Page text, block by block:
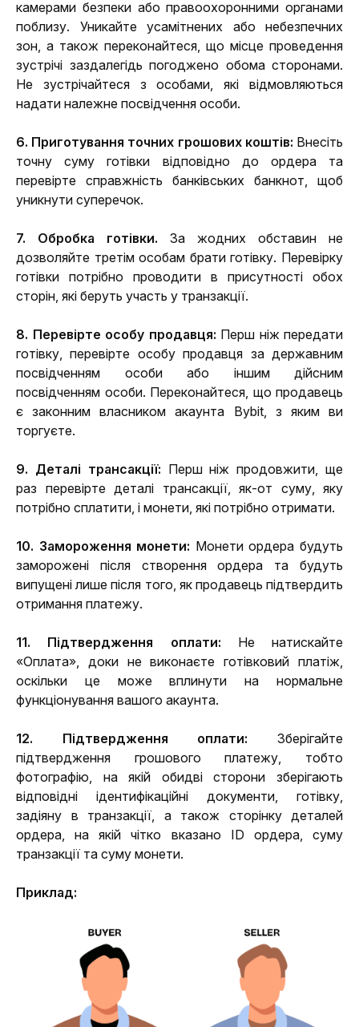
камерами безпеки або правоохоронними органами
поблизу. Уникайте усамітнених або небезпечних
зон, а також переконайтеся, що місце проведення
зустрічі заздалегідь погоджено обома сторонами.
Не зустрічайтеся з особами, які відмовляються
надати належне посвідчення особи.
6. Приготування точних грошових коштів: Внесіть
точну суму готівки відповідно до ордера та
перевірте справжність банківських банкнот, щоб
уникнути суперечок.
7. Обробка готівки. За жодних обставин не
дозволяйте третім особам брати готівку. Перевірку
готівки потрібно проводити в присутності обох
сторін, які беруть участь у транзакції.
8. Перевірте особу продавця: Перш ніж передати
готівку, перевірте особу продавця за державним
посвідченням особи або іншим дійсним
посвідченням особи. Переконайтеся, що продавець
є законним власником акаунта Bybit, з яким ви
торгуєте.
9. Деталі трансакції: Перш ніж продовжити, ще
раз перевірте деталі трансакції, як-от суму, яку
потрібно сплатити, і монети, які потрібно отримати.
10. Замороження монети: Монети ордера будуть
заморожені після створення ордера та будуть
випущені лише після того, як продавець підтвердить
отримання платежу.
11. Підтвердження оплати: Не натискайте
«Оплата», доки не виконаєте готівковий платіж,
оскільки це може вплинути на нормальне
функціонування вашого акаунта.
12. Підтвердження оплати: Зберігайте
підтвердження грошового платежу, тобто
фотографію, на якій обидві сторони зберігають
відповідні ідентифікаційні документи, готівку,
задіяну в транзакції, а також сторінку деталей
ордера, на якій чітко вказано ID ордера, суму
транзакції та суму монети.
Приклад: